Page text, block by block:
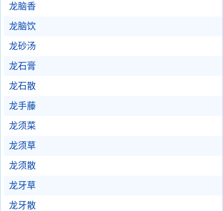
龙脑香
龙脑饮
龙砂汤
龙石膏
龙石散
龙手藤
龙须菜
龙须草
龙须散
龙牙草
龙牙散